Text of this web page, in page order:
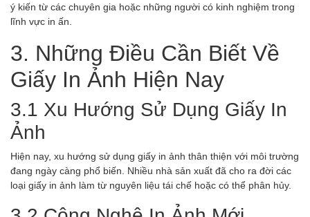
ý kiến từ các chuyên gia hoặc những người có kinh nghiệm trong
lĩnh vực in ấn.
3. Những Điều Cần Biết Về
Giấy In Ảnh Hiện Nay
3.1 Xu Hướng Sử Dụng Giấy In
Ảnh
Hiện nay, xu hướng sử dụng giấy in ảnh thân thiện với môi trường
đang ngày càng phổ biến. Nhiều nhà sản xuất đã cho ra đời các
loại giấy in ảnh làm từ nguyên liệu tái chế hoặc có thể phân hủy.